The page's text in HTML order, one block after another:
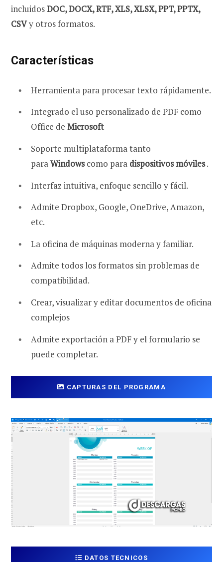
incluidosDOC, DOCX, RTF, XLS, XLSX, PPT, PPTX,
CSVy otros formatos.
Características
Herramienta para procesar texto rápidamente.
Integrado el uso personalizado de PDF como
Office de Microsoft
Soporte multiplataforma tanto
paraWindowscomo para dispositivos móviles.
Interfaz intuitiva, enfoque sencillo y fácil.
Admite Dropbox, Google, OneDrive, Amazon,
etc.
La oficina de máquinas moderna y familiar.
Admite todos los formatos sin problemas de
compatibilidad.
Crear, visualizar y editar documentos de oficina
complejos
Admite exportación a PDF y el formulario se
puede completar.
CAPTURAS DEL PROGRAMA
DATOS TECNICOS